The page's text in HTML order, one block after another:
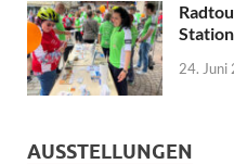
24. Juni
AUSSTELLUNGEN